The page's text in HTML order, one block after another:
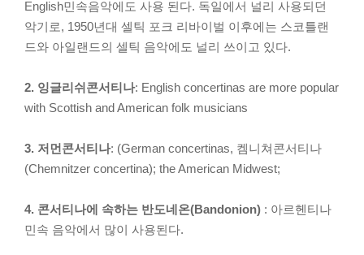
English민속음악에도 사용 된다. 독일에서 널리 사용되던
악기로, 1950년대 셀틱 포크 리바이벌 이후에는 스코틀랜
드와 아일랜드의 셀틱 음악에도 널리 쓰이고 있다.
2. 잉글리쉬콘서티나: English concertinas are more popular
with Scottish and American folk musicians
3. 저먼콘서티나: (German concertinas, 켐니쳐콘서티나
(Chemnitzer concertina); the American Midwest;
4. 콘서티나에 속하는 반도네온(Bandonion) : 아르헨티나
민속 음악에서 많이 사용된다.